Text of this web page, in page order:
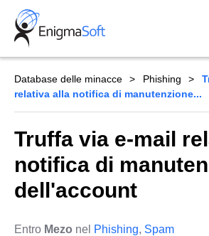
Skip
content
Database delle minacce Phishing
relativa alla notifica di manutenzione...
Truffa via e-mail
notifica di
dell'account
Entro Mezo nel Phishing, Spam